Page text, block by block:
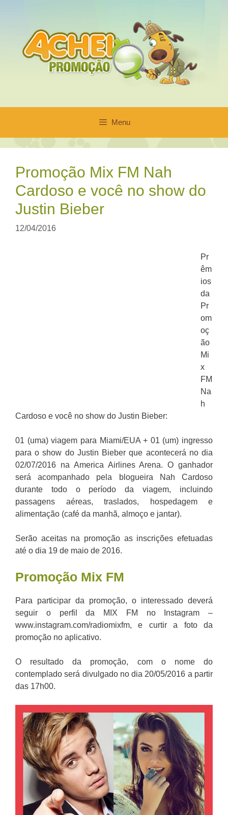
conteúdo
Menu
Promoção Mix FM Nah
Cardoso e você no show do
Justin Bieber
12/04/2016
Pr
êm
ios
da
Pr
om
oç
ão
Mi
x
FM
Na
h
Cardoso e você no show do Justin Bieber:
01 (uma) viagem para Miami/EUA + 01 (um) ingresso
para o show do Justin Bieber que acontecerá no dia
02/07/2016 na America Airlines Arena. O ganhador
será acompanhado pela blogueira Nah Cardoso
durante todo o período da viagem, incluindo
passagens aéreas, traslados, hospedagem e
alimentação (café da manhã, almoço e jantar).
Serão aceitas na promoção as inscrições efetuadas
até o dia 19 de maio de 2016.
Promoção Mix FM
Para participar da promoção, o interessado deverá
seguir o perfil da MIX FM no Instagram –
www.instagram.com/radiomixfm, e curtir a foto da
promoção no aplicativo.
O resultado da promoção, com o nome do
contemplado será divulgado no dia 20/05/2016 a partir
das 17h00.